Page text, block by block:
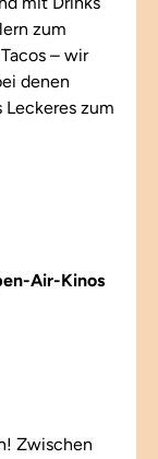
zum
– wir
denen
zum
Air-Kinos
Zwischen